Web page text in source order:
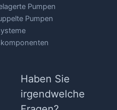
Pumpen
Pumpen
Haben Sie
irgendwelche